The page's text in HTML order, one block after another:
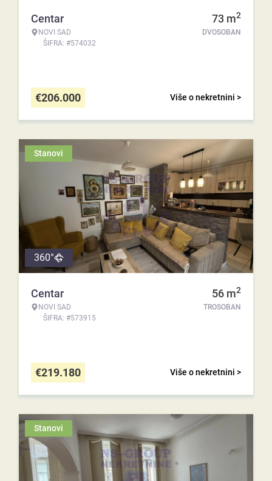
Centar
NOVI SAD
ŠIFRA: #574032
73 m2
DVOSOBAN
Više o nekretnini >
€206.000
Stanovi
360°
Centar
NOVI SAD
ŠIFRA: #573915
56 m2
TROSOBAN
Više o nekretnini >
€219.180
Stanovi